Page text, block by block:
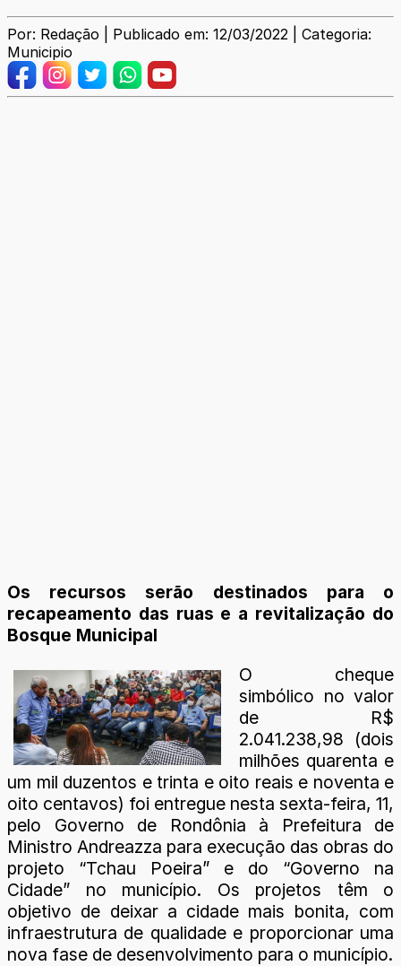
Por: Redação | Publicado em: 12/03/2022 | Categoria:
Municipio
Os recursos serão destinados para o
recapeamento das ruas e a revitalização do
Bosque Municipal
O cheque
simbólico no valor
de R$
2.041.238,98 (dois
milhões quarenta e
um mil duzentos e trinta e oito reais e noventa e
oito centavos) foi entregue nesta sexta-feira, 11,
pelo Governo de Rondônia à Prefeitura de
Ministro Andreazza para execução das obras do
projeto “Tchau Poeira” e do “Governo na
Cidade” no município. Os projetos têm o
objetivo de deixar a cidade mais bonita, com
infraestrutura de qualidade e proporcionar uma
nova fase de desenvolvimento para o município.